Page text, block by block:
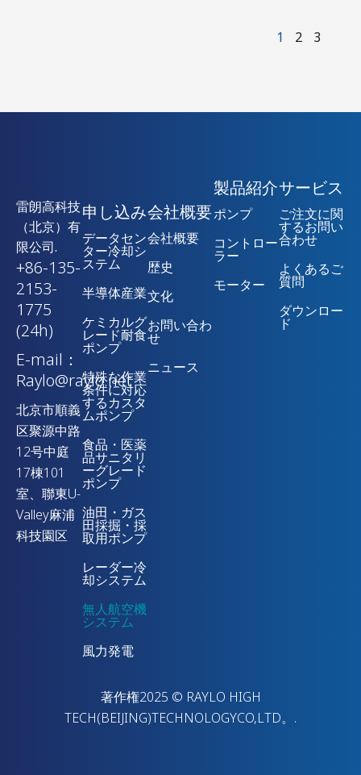
1 2 3
雷朗高科技
（北京）有
限公司.
+86-135-
2153-
1775
(24h)
E-mail：
Raylo@raylo.net
北京市順義
区聚源中路
12号中庭
17棟101
室、聯東U-
Valley麻浦
科技園区
申し込み
データセン
ター冷却シ
ステム
半導体産業
ケミカルグ
レード耐食
ポンプ
特殊な作業
条件に対応
するカスタ
ムポンプ
食品・医薬
品サニタリ
ーグレード
ポンプ
油田・ガス
田採掘・採
取用ポンプ
レーダー冷
却システム
無人航空機
システム
風力発電
会社概要
会社概要
歴史
文化
お問い合わ
せ
ニュース
製品紹介
ポンプ
コントロー
ラー
モーター
サービス
ご注文に関
するお問い
合わせ
よくあるご
質問
ダウンロー
ド
著作権2025 © RAYLO HIGH
TECH(BEIJING)TECHNOLOGYCO,LTD。.